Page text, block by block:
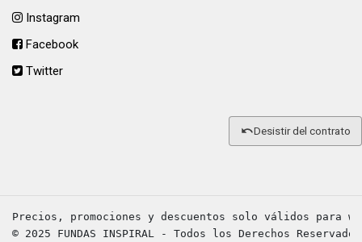
Instagram
Facebook
Twitter
Desistir del contrato
Precios, promociones y descuentos solo válidos para
© 2025 FUNDAS INSPIRAL - Todos los Derechos